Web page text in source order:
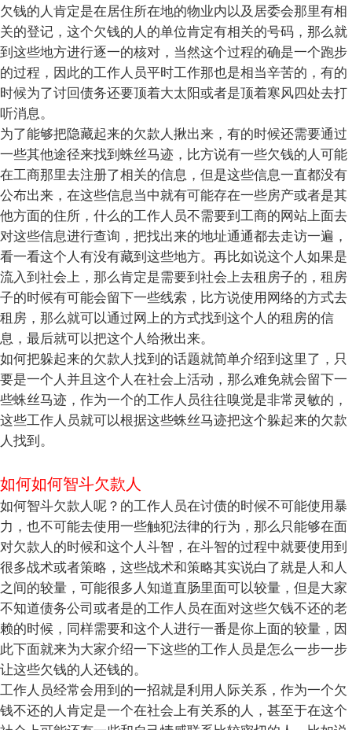
欠钱的人肯定是在居住所在地的物业内以及居委会那里有相
关的登记，这个欠钱的人的单位肯定有相关的号码，那么就
到这些地方进行逐一的核对，当然这个过程的确是一个跑步
的过程，因此的工作人员平时工作那也是相当辛苦的，有的
时候为了讨回债务还要顶着大太阳或者是顶着寒风四处去打
听消息。
为了能够把隐藏起来的欠款人揪出来，有的时候还需要通过
一些其他途径来找到蛛丝马迹，比方说有一些欠钱的人可能
在工商那里去注册了相关的信息，但是这些信息一直都没有
公布出来，在这些信息当中就有可能存在一些房产或者是其
他方面的住所，什么的工作人员不需要到工商的网站上面去
对这些信息进行查询，把找出来的地址通通都去走访一遍，
看一看这个人有没有藏到这些地方。再比如说这个人如果是
流入到社会上，那么肯定是需要到社会上去租房子的，租房
子的时候有可能会留下一些线索，比方说使用网络的方式去
租房，那么就可以通过网上的方式找到这个人的租房的信
息，最后就可以把这个人给揪出来。
如何把躲起来的欠款人找到的话题就简单介绍到这里了，只
要是一个人并且这个人在社会上活动，那么难免就会留下一
些蛛丝马迹，作为一个的工作人员往往嗅觉是非常灵敏的，
这些工作人员就可以根据这些蛛丝马迹把这个躲起来的欠款
人找到。
如何如何智斗欠款人
如何智斗欠款人呢？的工作人员在讨债的时候不可能使用暴
力，也不可能去使用一些触犯法律的行为，那么只能够在面
对欠款人的时候和这个人斗智，在斗智的过程中就要使用到
很多战术或者策略，这些战术和策略其实说白了就是人和人
之间的较量，可能很多人知道直肠里面可以较量，但是大家
不知道债务公司或者是的工作人员在面对这些欠钱不还的老
赖的时候，同样需要和这个人进行一番是你上面的较量，因
此下面就来为大家介绍一下这些的工作人员是怎么一步一步
让这些欠钱的人还钱的。
工作人员经常会用到的一招就是利用人际关系，作为一个欠
钱不还的人肯定是一个在社会上有关系的人，甚至于在这个